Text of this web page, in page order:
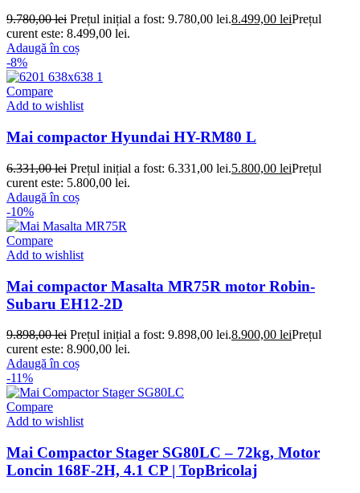
9.780,00lei Prețul inițial a fost: 9.780,00 lei.8.499,00 leiPrețul
curent este: 8.499,00 lei.
Adaugă în coș
-8%
Compare
Add to wishlist
Mai compactor Hyundai HY-RM80 L
6.331,00lei Prețul inițial a fost: 6.331,00 lei.5.800,00 leiPrețul
curent este: 5.800,00 lei.
Adaugă în coș
-10%
Compare
Add to wishlist
Mai compactor Masalta MR75R motor Robin-
Subaru EH12-2D
9.898,00lei Prețul inițial a fost: 9.898,00 lei.8.900,00 leiPrețul
curent este: 8.900,00 lei.
Adaugă în coș
-11%
Compare
Add to wishlist
Mai Compactor Stager SG80LC – 72kg, Motor
Loncin 168F-2H, 4.1 CP | TopBricolaj